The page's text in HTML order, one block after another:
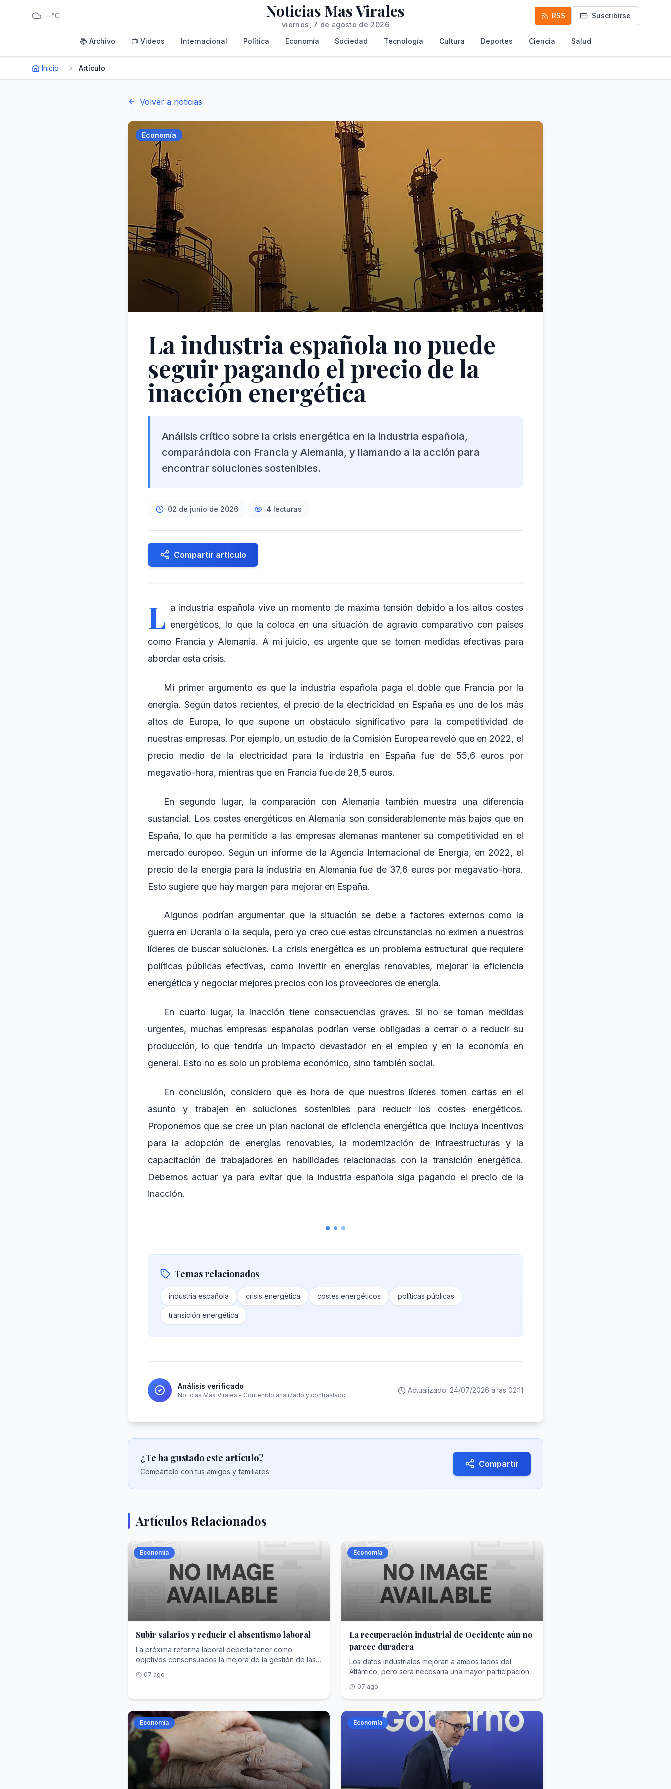
--°C Noticias Mas Virales
viernes, 7 de agosto de 2026
RSS Suscribirse
📚 Archivo 📺 Videos Internacional Política Economía Sociedad Tecnología Cultura Deportes Ciencia Salud
Inicio Artículo
Volver a noticias
Economía
La industria española no puede
seguir pagando el precio de la
inacción energética
Análisis crítico sobre la crisis energética en la industria española,
comparándola con Francia y Alemania, y llamando a la acción para
encontrar soluciones sostenibles.
02 de junio de 2026 4 lecturas
Compartir artículo
L a industria española vive un momento de máxima tensión debido a los altos costes
energéticos, lo que la coloca en una situación de agravio comparativo con países
como Francia y Alemania. A mi juicio, es urgente que se tomen medidas efectivas para
abordar esta crisis.
Mi primer argumento es que la industria española paga el doble que Francia por la
energía. Según datos recientes, el precio de la electricidad en España es uno de los más
altos de Europa, lo que supone un obstáculo significativo para la competitividad de
nuestras empresas. Por ejemplo, un estudio de la Comisión Europea reveló que en 2022, el
precio medio de la electricidad para la industria en España fue de 55,6 euros por
megavatio-hora, mientras que en Francia fue de 28,5 euros.
En segundo lugar, la comparación con Alemania también muestra una diferencia
sustancial. Los costes energéticos en Alemania son considerablemente más bajos que en
España, lo que ha permitido a las empresas alemanas mantener su competitividad en el
mercado europeo. Según un informe de la Agencia Internacional de Energía, en 2022, el
precio de la energía para la industria en Alemania fue de 37,6 euros por megavatio-hora.
Esto sugiere que hay margen para mejorar en España.
Algunos podrían argumentar que la situación se debe a factores externos como la
guerra en Ucrania o la sequía, pero yo creo que estas circunstancias no eximen a nuestros
líderes de buscar soluciones. La crisis energética es un problema estructural que requiere
políticas públicas efectivas, como invertir en energías renovables, mejorar la eficiencia
energética y negociar mejores precios con los proveedores de energía.
En cuarto lugar, la inacción tiene consecuencias graves. Si no se toman medidas
urgentes, muchas empresas españolas podrían verse obligadas a cerrar o a reducir su
producción, lo que tendría un impacto devastador en el empleo y en la economía en
general. Esto no es solo un problema económico, sino también social.
En conclusión, considero que es hora de que nuestros líderes tomen cartas en el
asunto y trabajen en soluciones sostenibles para reducir los costes energéticos.
Proponemos que se cree un plan nacional de eficiencia energética que incluya incentivos
para la adopción de energías renovables, la modernización de infraestructuras y la
capacitación de trabajadores en habilidades relacionadas con la transición energética.
Debemos actuar ya para evitar que la industria española siga pagando el precio de la
inacción.
Temas relacionados
industria española crisis energética costes energéticos políticas públicas
transición energética
Análisis verificado
Noticias Más Virales - Contenido analizado y contrastado
Actualizado: 24/07/2026 a las 02:11
¿Te ha gustado este artículo?
Compártelo con tus amigos y familiares
Compartir
Artículos Relacionados
Economía
Subir salarios y reducir el absentismo laboral
La próxima reforma laboral debería tener como
objetivos consensuados la mejora de la gestión de las
los beneficios de las empresas
07 ago
Economía
La recuperación industrial de Occidente aún no
parece duradera
Los datos industriales mejoran a ambos lados del
Atlántico, pero será necesaria una mayor participación
07 ago
Economía Economía